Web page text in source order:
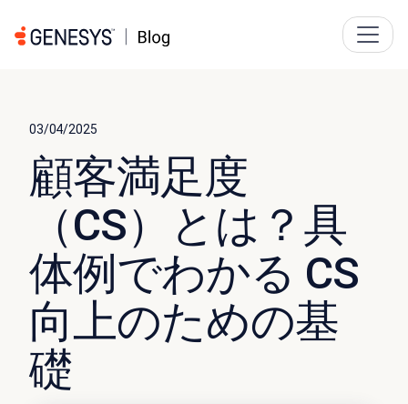
03/04/2025
顧客満足度
（CS）とは？具
体例でわかる CS
向上のための基
礎